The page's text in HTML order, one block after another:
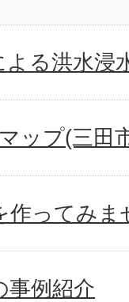
る洪水浸
ップ(三田
作ってみま
事例紹介